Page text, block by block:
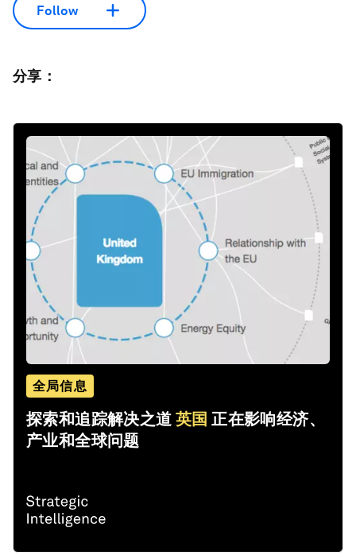
Follow
分享：
全局信息
探索和追踪解决之道英国 正在影响经济、
产业和全球问题